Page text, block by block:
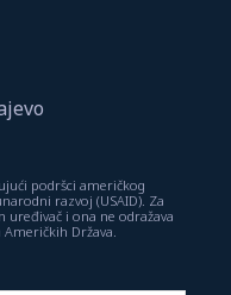
podršci američkog
razvoj (USAID). Za
uređivač i ona ne odražava
Država.